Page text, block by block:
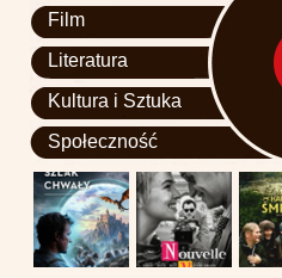
Film
Literatura
Kultura i Sztuka
Społeczność